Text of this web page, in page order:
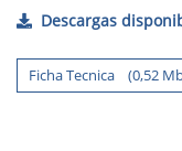
Descargas
Ficha Tecnica (0,52